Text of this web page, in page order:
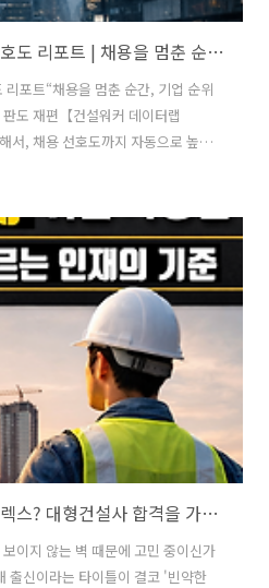
2026년 3월 건설사 취업선호도 리포트 | 채용을 멈춘 순간, 기업 순위도 멈춘다
포트“채용을 멈춘 순간, 기업 순위
도 재편【건설워커 데이터랩
서, 채용 선호도까지 자동으로 높은
취업인기순위는 하나의 명확한 사
’과 ‘브랜드 접점 관리’의 결과물이
기 TOP10(괄호: 2025년 시공능력
(1위 · 래미안)현대건설 (2위 · 힐스
편한세상·아크로)현대엔지니어링
발 (10위 · 아..
지방대·비명문대 학벌 콤플렉스? 대형건설사 합격을 가르는 인재의 기준
이지 않는 벽 때문에 고민 중이신가
출신이라는 타이틀이 결코 '빈약한